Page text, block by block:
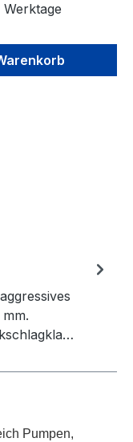
Pumpen,